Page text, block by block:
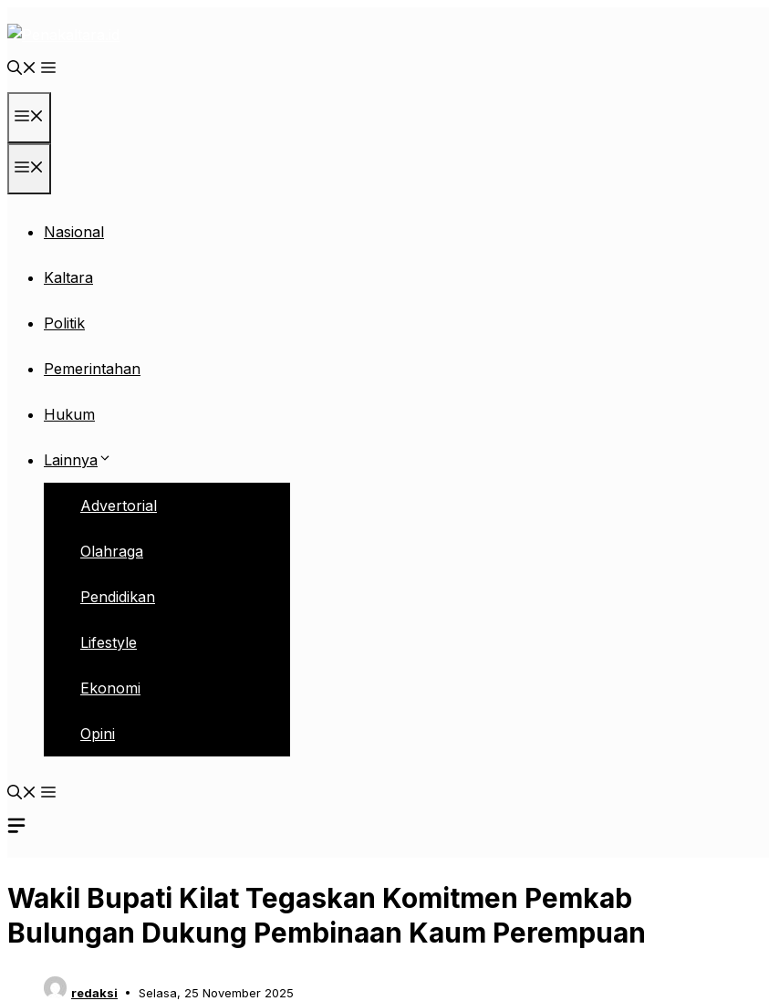
ke
isi
Nasional
Kaltara
Politik
Pemerintahan
Hukum
Lainnya
Advertorial
Olahraga
Pendidikan
Lifestyle
Ekonomi
Opini
Wakil Bupati Kilat Tegaskan Komitmen Pemkab
Bulungan Dukung Pembinaan Kaum Perempuan
redaksi Selasa, 25 November 2025